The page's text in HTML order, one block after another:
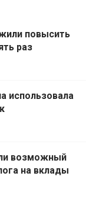
повысить
раз
использовала
возможный
на вклады